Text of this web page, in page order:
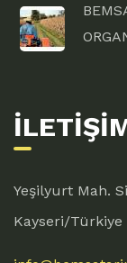
Yeşilyurt Mah.
Kayseri/Türkiye